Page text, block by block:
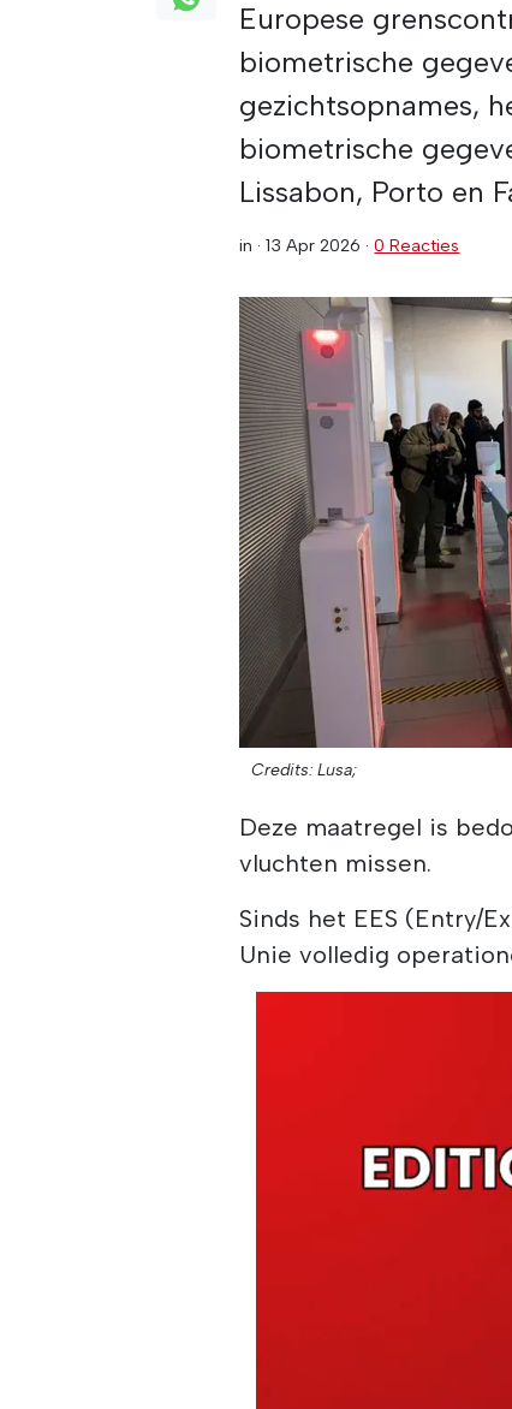
Europese
biometrische
gezichtsopnames,
biometrische
Lissabon, Porto en
in ·13 Apr 2026 ·0 Reacties
Credits: Lusa;
Deze maatregel is
vluchten missen.
Sinds het EES (Entry/
Unie volledig